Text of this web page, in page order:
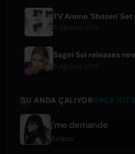
ŞU ANDA ÇALIYORONLY HITS
j'me demande
Ambre